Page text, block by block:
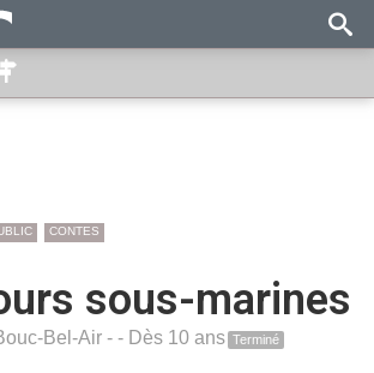
CONTES
sous-marines
Bel-Air - - Dès 10 ans Terminé